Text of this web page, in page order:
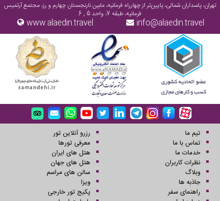
تهران، پاسداران شمالی، پایین‌تر از چهارراه فرمانیه، مابین نارنجستان چهارم و رز، مجتمع آرتمیس
فرمانیه، طبقه 7، واحد 5 , 6
info@alaedin.travel
www.alaedin.travel
تیم ما
تماس با ما
خدمات ما
نظرات کاربران
وبلاگ
جاذبه ها
راهنمای سفر
رزرو آنلاین تور
معرفی تورها
هتل های ایران
هتل های جهان
سالن های مراسم
ویزا
پکیج تور خارجی